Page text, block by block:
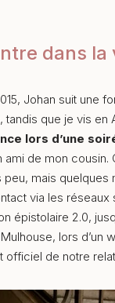
dans la
Johan suit une
tandis que je vis en
lors d’une
ami de mon cousin.
mais quelques
via les réseaux
épistolaire 2.0,
lors d’un
officiel de notre